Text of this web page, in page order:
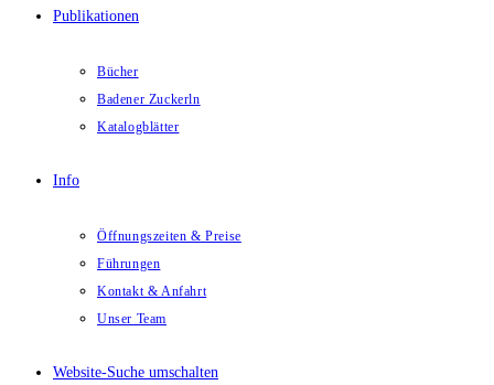
Publikationen
Bücher
Badener Zuckerln
Katalogblätter
Info
Öffnungszeiten & Preise
Führungen
Kontakt & Anfahrt
Unser Team
Website-Suche umschalten